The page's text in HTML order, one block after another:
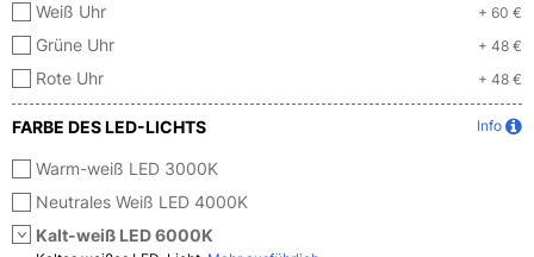
Weiß Uhr + 60 €
Grüne Uhr + 48 €
Rote Uhr + 48 €
FARBE DES LED-LICHTS Info
Warm-weiß LED 3000K
Neutrales Weiß LED 4000K
Kalt-weiß LED 6000K